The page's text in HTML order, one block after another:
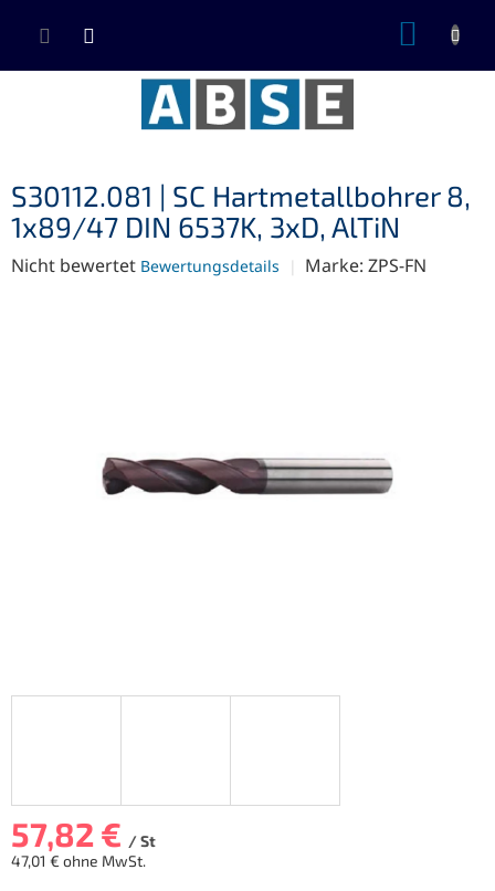
Inhalt
S30112.081 | SC Hartmetallbohrer 8,
1x89/47 DIN 6537K, 3xD, AlTiN
Die
Nicht bewertet Bewertungsdetails Marke: ZPS-FN
57,82 € / St
47,01 € ohne MwSt.